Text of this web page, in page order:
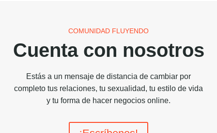
COMUNIDAD FLUYENDO
Cuenta con nosotros
Estás a un mensaje de distancia de cambiar por
completo tus relaciones, tu sexualidad, tu estilo de vida
y tu forma de hacer negocios online.